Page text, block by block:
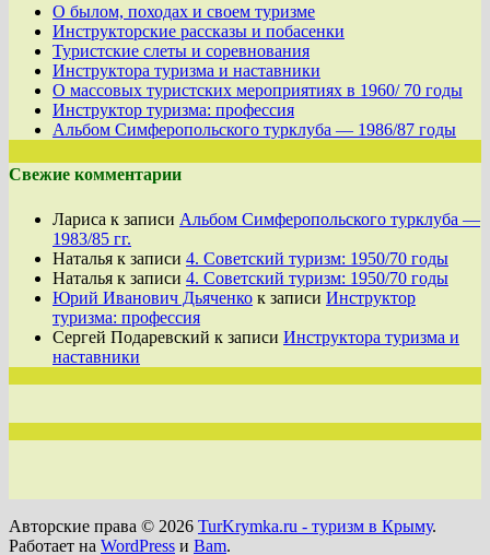
О былом, походах и своем туризме
Инструкторские рассказы и побасенки
Туристские слеты и соревнования
Инструктора туризма и наставники
О массовых туристских мероприятиях в 1960/ 70 годы
Инструктор туризма: профессия
Альбом Симферопольского турклуба — 1986/87 годы
Свежие комментарии
Лариса к записи Альбом Симферопольского турклуба —
1983/85 гг.
Наталья к записи 4. Советский туризм: 1950/70 годы
Наталья к записи 4. Советский туризм: 1950/70 годы
Юрий Иванович Дьяченко к записи Инструктор
туризма: профессия
Сергей Подаревский к записи Инструктора туризма и
наставники
Авторские права © 2026 TurKrymka.ru - туризм в Крыму.
Работает на WordPress и Bam.